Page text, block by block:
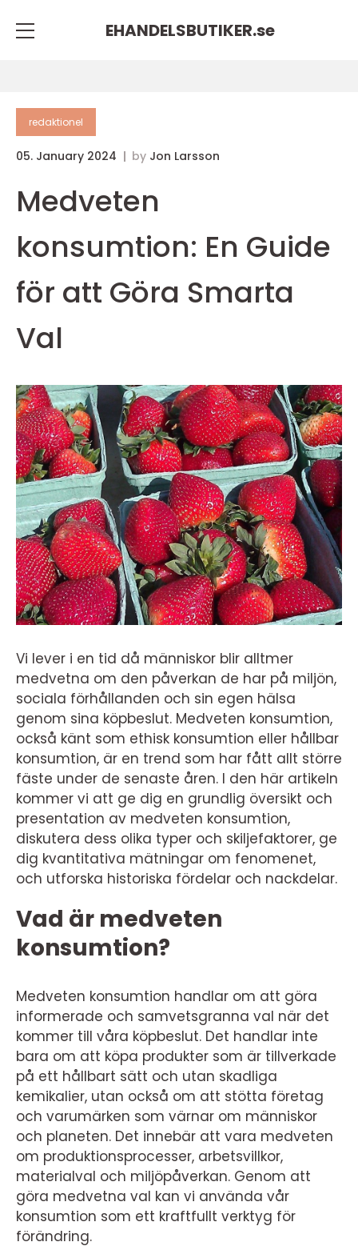
EHANDELSBUTIKER.se
redaktionel
05. January 2024 by Jon Larsson
Medveten
konsumtion: En Guide
för att Göra Smarta
Val
Vi lever i en tid då människor blir alltmer
medvetna om den påverkan de har på miljön,
sociala förhållanden och sin egen hälsa
genom sina köpbeslut. Medveten konsumtion,
också känt som ethisk konsumtion eller hållbar
konsumtion, är en trend som har fått allt större
fäste under de senaste åren. I den här artikeln
kommer vi att ge dig en grundlig översikt och
presentation av medveten konsumtion,
diskutera dess olika typer och skiljefaktorer, ge
dig kvantitativa mätningar om fenomenet,
och utforska historiska fördelar och nackdelar.
Vad är medveten
konsumtion?
Medveten konsumtion handlar om att göra
informerade och samvetsgranna val när det
kommer till våra köpbeslut. Det handlar inte
bara om att köpa produkter som är tillverkade
på ett hållbart sätt och utan skadliga
kemikalier, utan också om att stötta företag
och varumärken som värnar om människor
och planeten. Det innebär att vara medveten
om produktionsprocesser, arbetsvillkor,
materialval och miljöpåverkan. Genom att
göra medvetna val kan vi använda vår
konsumtion som ett kraftfullt verktyg för
förändring.